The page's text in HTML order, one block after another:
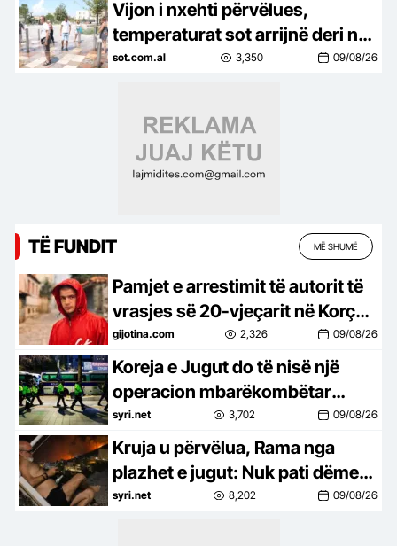
Vijon i nxehti përvëlues,
temperaturat sot arrijnë deri në
40 gradë celsius
sot.com.al 3,350 09/08/26
TË FUNDIT MË SHUMË
Pamjet e arrestimit të autorit të
vrasjes së 20-vjeçarit në Korçë
(VIDEO)
gijotina.com 2,326 09/08/26
Koreja e Jugut do të nisë një
operacion mbarëkombëtar
kundër krimit të organizuar
syri.net 3,702 09/08/26
Kruja u përvëlua, Rama nga
plazhet e jugut: Nuk pati dëme…
syri.net 8,202 09/08/26